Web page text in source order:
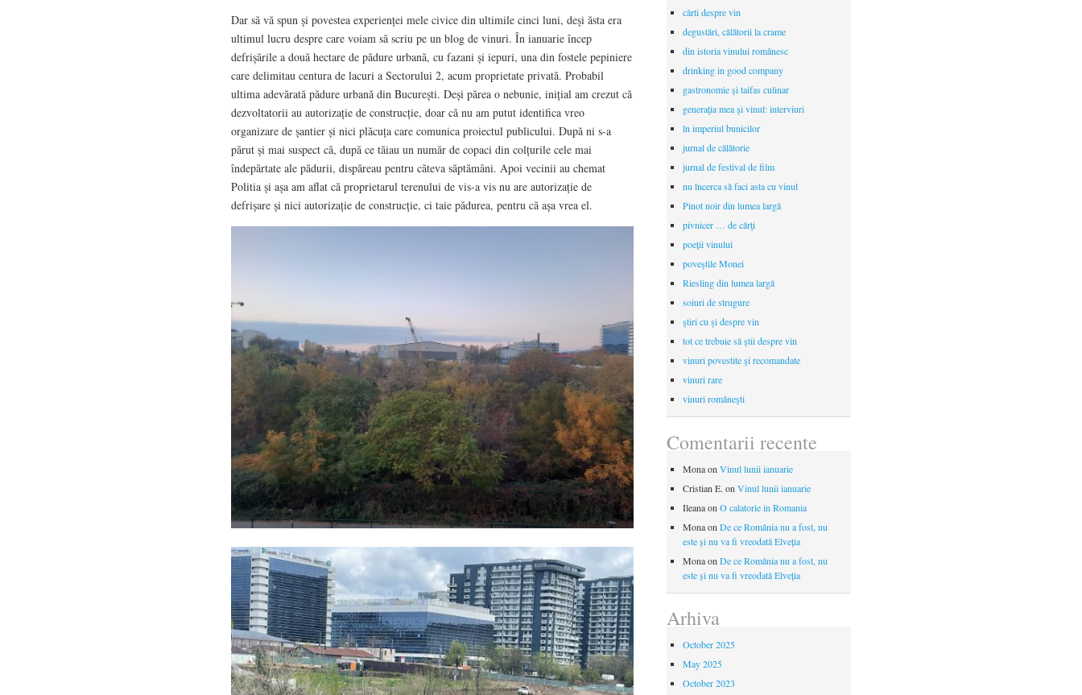
Dar să vă spun și povestea experienței mele civice din ultimile cinci luni, deși ăsta era
ultimul lucru despre care voiam să scriu pe un blog de vinuri. În ianuarie încep
defrișările a două hectare de pădure urbană, cu fazani și iepuri, una din fostele pepiniere
care delimitau centura de lacuri a Sectorului 2, acum proprietate privată. Probabil
ultima adevărată pădure urbană din București. Deși părea o nebunie, inițial am crezut că
dezvoltatorii au autorizație de construcție, doar că nu am putut identifica vreo
organizare de șantier și nici plăcuța care comunica proiectul publicului. După ni s-a
părut și mai suspect că, după ce tăiau un număr de copaci din colțurile cele mai
îndepărtate ale pădurii, dispăreau pentru căteva săptămâni. Apoi vecinii au chemat
Politia și așa am aflat că proprietarul terenului de vis-a vis nu are autorizație de
defrișare și nici autorizație de construcție, ci taie pădurea, pentru că așa vrea el.
cărti despre vin
degustări, călătorii la crame
din istoria vinului românesc
drinking in good company
gastronomie și taifas culinar
generaţia mea şi vinul: interviuri
în imperiul bunicilor
jurnal de călătorie
jurnal de festival de film
nu încerca să faci asta cu vinul
Pinot noir din lumea largă
pivnicer … de cărţi
poeții vinului
poveştile Monei
Riesling din lumea largă
soiuri de strugure
ştiri cu şi despre vin
tot ce trebuie să ştii despre vin
vinuri povestite şi recomandate
vinuri rare
vinuri româneşti
Comentarii recente
Monaon Vinul lunii ianuarie
Cristian E. on Vinul lunii ianuarie
Ileanaon O calatorie in Romania
Monaon De ce România nu a fost, nu
este și nu va fi vreodată Elveția
Monaon De ce România nu a fost, nu
este și nu va fi vreodată Elveția
Arhiva
October 2025
May 2025
October 2023